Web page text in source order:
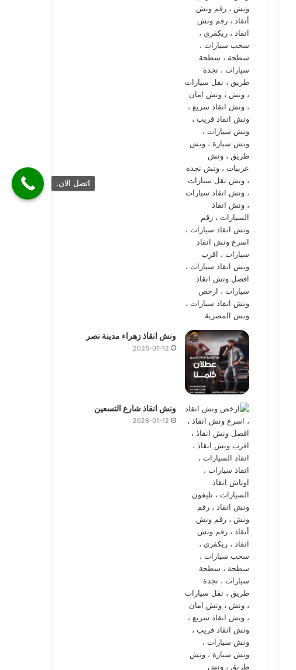
ونش انقاذ زهراء مدينة نصر
2026-01-12
ونش انقاذ شارع التسعين
2026-01-12
اتصل الان.